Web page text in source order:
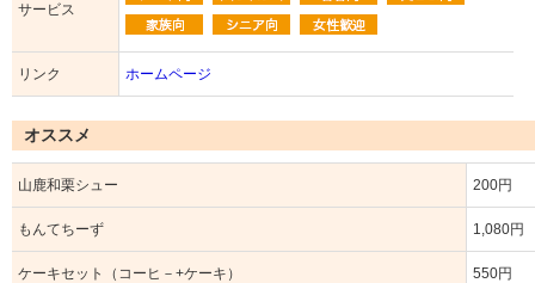
サービス
リンク ホームページ
オススメ
山鹿和栗シュー 200円
もんてちーず 1,080円
ケーキセット（コーヒ－+ケーキ） 550円